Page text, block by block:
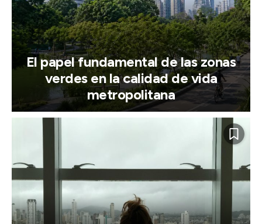
El papel fundamental de las zonas
verdes en la calidad de vida
metropolitana